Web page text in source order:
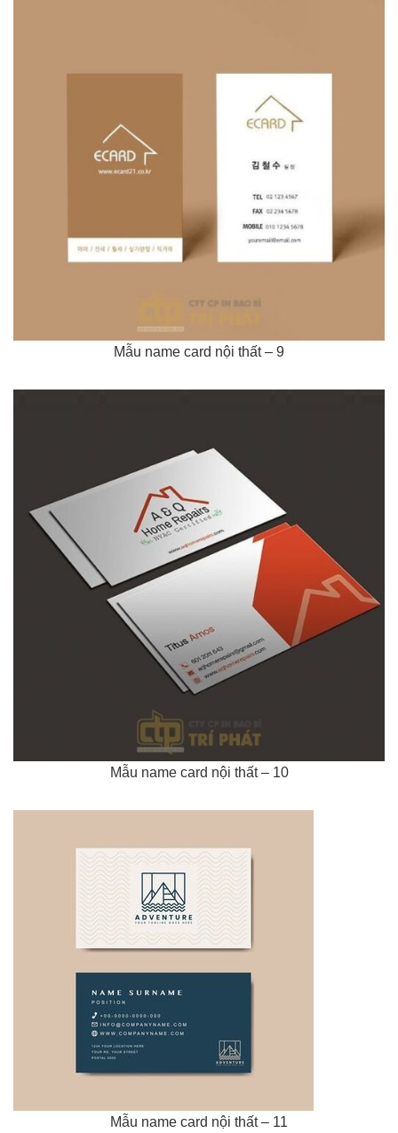
Mẫu name card nội thất – 9
Mẫu name card nội thất – 10
Mẫu name card nội thất – 11